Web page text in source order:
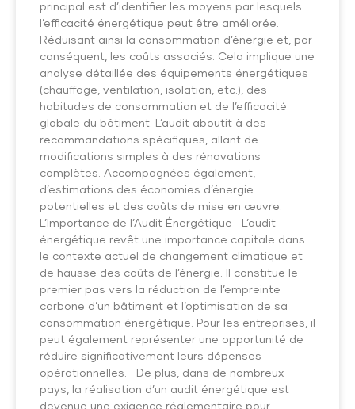
principal est d’identifier les moyens par lesquels
l’efficacité énergétique peut être améliorée.
Réduisant ainsi la consommation d’énergie et, par
conséquent, les coûts associés. Cela implique une
analyse détaillée des équipements énergétiques
(chauffage, ventilation, isolation, etc.), des
habitudes de consommation et de l’efficacité
globale du bâtiment. L’audit aboutit à des
recommandations spécifiques, allant de
modifications simples à des rénovations
complètes. Accompagnées également,
d’estimations des économies d’énergie
potentielles et des coûts de mise en œuvre.
L’Importance de l’Audit Énergétique L’audit
énergétique revêt une importance capitale dans
le contexte actuel de changement climatique et
de hausse des coûts de l’énergie. Il constitue le
premier pas vers la réduction de l’empreinte
carbone d’un bâtiment et l’optimisation de sa
consommation énergétique. Pour les entreprises, il
peut également représenter une opportunité de
réduire significativement leurs dépenses
opérationnelles. De plus, dans de nombreux
pays, la réalisation d’un audit énergétique est
devenue une exigence réglementaire pour